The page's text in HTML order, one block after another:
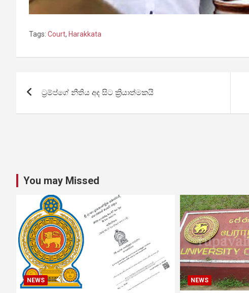
Tags: Court, Harakkata
navigation
ට්‍රම්ප්ගේ නීතිය අද සිට ක්‍රියාත්මකයි
You may Missed
NEWS NEWS